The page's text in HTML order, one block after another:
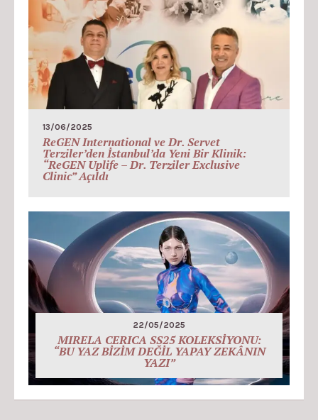
13/06/2025
ReGEN International ve Dr. Servet
Terziler’den İstanbul’da Yeni Bir Klinik:
“ReGEN Uplife – Dr. Terziler Exclusive
Clinic” Açıldı
22/05/2025
MIRELA CERICA SS25 KOLEKSİYONU:
“BU YAZ BİZİM DEĞİL YAPAY ZEKÂNIN
YAZI”